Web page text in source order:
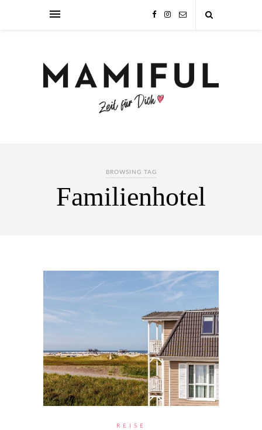
BROWSING TAG
Familienhotel
REISE